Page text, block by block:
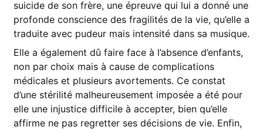
suicide de son frère, une épreuve qui lui a donné une
profonde conscience des fragilités de la vie, qu’elle a
traduite avec pudeur mais intensité dans sa musique.
Elle a également dû faire face à l’absence d’enfants,
non par choix mais à cause de complications
médicales et plusieurs avortements. Ce constat
d’une stérilité malheureusement imposée a été pour
elle une injustice difficile à accepter, bien qu’elle
affirme ne pas regretter ses décisions de vie. Enfin,